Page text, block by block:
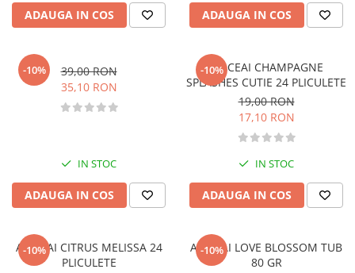
Management si leadership
Pedagogie
Resurse umane
Vanzari si marketing
Carte scolara
Atlase, dictionare si enciclopedii
Carte scolara
Dictionare de limba romana
Ghiduri de conversatie
Invatamant primar
Invatarea limbilor straine
ADAUGA IN COS ADAUGA IN COS
-10%
39,00 RON
35,10 RON
IN STOC
ADAUGA IN COS
-10%
AR.CEAI CHAMPAGNE
SPLASHES CUTIE 24 PLICULETE
19,00 RON
17,10 RON
IN STOC
ADAUGA IN COS
-10%
AR.CEAI CITRUS MELISSA 24
PLICULETE
-10%
AR.CEAI LOVE BLOSSOM TUB
80 GR